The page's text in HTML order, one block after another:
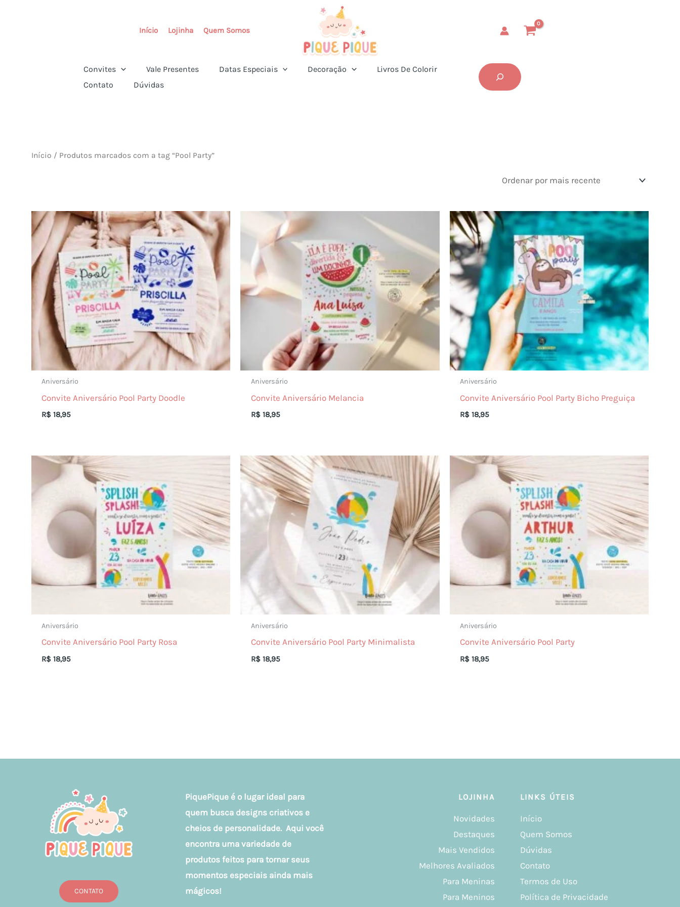
Início Lojinha Quem Somos
Convites Vale Presentes Datas Especiais Decoração
Livros De Colorir
Contato
Dúvidas
Buscar...
Início / Produtos marcados com a tag “Pool Party”
Aniversário
Convite Aniversário Pool Party Doodle
R$ 18,95
Aniversário
Convite Aniversário Melancia
R$18,95
Aniversário
Convite Aniversário Pool Party Bicho Preguiça
R$ 18,95
Aniversário
Convite Aniversário Pool Party Rosa
R$ 18,95
Aniversário
Convite Aniversário Pool Party Minimalista
R$18,95
Aniversário
Convite Aniversário Pool Party
R$ 18,95
CONTATO
PiquePique é o lugar ideal para
quem busca designs criativos e
cheios de personalidade. Aqui você
encontra uma variedade de
produtos feitos para tornar seus
momentos especiais ainda mais
mágicos!
LOJINHA
Novidades
Destaques
Mais Vendidos
Melhores Avaliados
Para Meninas
Para Meninos
LINKS ÚTEIS
Início
Quem Somos
Dúvidas
Contato
Termos de Uso
Política de Privacidade